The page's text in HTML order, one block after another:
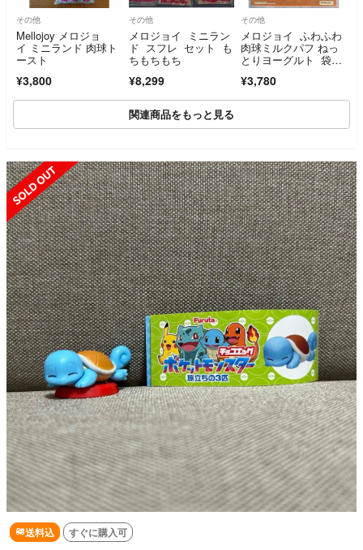
その他
Mellojoy メロジョ
イ ミニランド 肉球ト
ースト
¥3,800
その他
メロジョイ ミニラン
ド スフレ セット も
ちもちもち
¥8,299
その他
メロジョイ ふわふわ
肉球ミルクパフ ねっ
とりヨーグルト 袋付
発送
¥3,780
関連商品をもっと見る
SOLD OUT
送料込 すぐに購入可